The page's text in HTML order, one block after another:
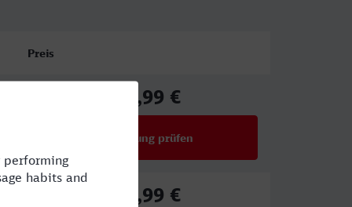
Preis
58,99 €
Verbindung prüfen
58,99 €